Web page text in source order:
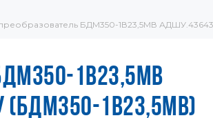
БДМ350-1В23,5МВ
1В23,5МВ
(БДМ350-1В23,5МВ)